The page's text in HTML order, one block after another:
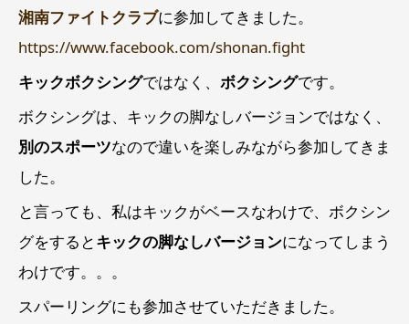
湘南ファイトクラブに参加してきました。
https://www.facebook.com/shonan.fight
キックボクシングではなく、 ボクシングです。
ボクシングは、キックの脚なしバージョンではなく、
別のスポーツなので違いを楽しみながら参加してきま
した。
と言っても、私はキックがベースなわけで、ボクシン
グをするとキックの脚なしバージョンになってしまう
わけです。。。
スパーリングにも参加させていただきました。